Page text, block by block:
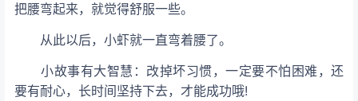
把腰弯起来，就觉得舒服一些。
从此以后，小虾就一直弯着腰了。
小故事有大智慧：改掉坏习惯，一定要不怕困难，还
要有耐心，长时间坚持下去，才能成功哦!